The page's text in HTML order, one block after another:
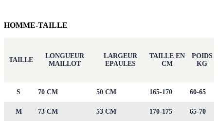
HOMME-TAILLE
TAILLE
LONGUEUR
MAILLOT
LARGEUR
EPAULES
TAILLE EN
CM
POIDS
KG
S 70 CM 50 CM 165-170 60-65
M 73 CM 53 CM 170-175 65-70